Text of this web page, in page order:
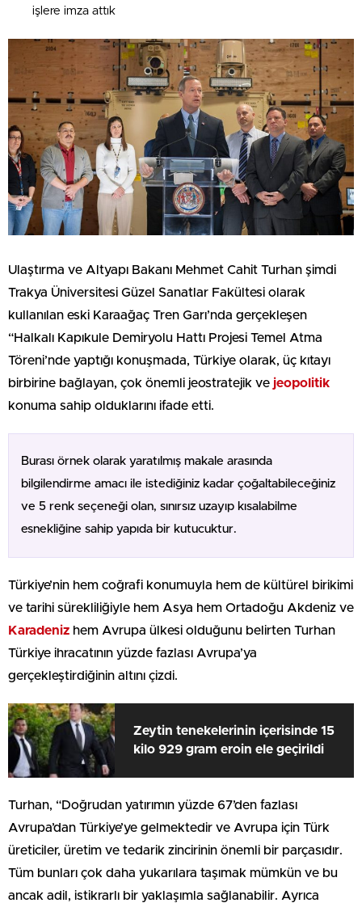
işlere imza attık
Ulaştırma ve Altyapı Bakanı Mehmet Cahit Turhan şimdi
Trakya Üniversitesi Güzel Sanatlar Fakültesi olarak
kullanılan eski Karaağaç Tren Garı’nda gerçekleşen
“Halkalı Kapıkule Demiryolu Hattı Projesi Temel Atma
Töreni’nde yaptığı konuşmada, Türkiye olarak, üç kıtayı
birbirine bağlayan, çok önemli jeostratejik ve jeopolitik
konuma sahip olduklarını ifade etti.
Burası örnek olarak yaratılmış makale arasında
bilgilendirme amacı ile istediğiniz kadar çoğaltabileceğiniz
ve 5 renk seçeneği olan, sınırsız uzayıp kısalabilme
esnekliğine sahip yapıda bir kutucuktur.
Türkiye’nin hem coğrafi konumuyla hem de kültürel birikimi
ve tarihi sürekliliğiyle hem Asya hem Ortadoğu Akdeniz ve
Karadeniz hem Avrupa ülkesi olduğunu belirten Turhan
Türkiye ihracatının yüzde fazlası Avrupa’ya
gerçekleştirdiğinin altını çizdi.
Zeytin tenekelerinin içerisinde 15
kilo 929 gram eroin ele geçirildi
Turhan, “Doğrudan yatırımın yüzde 67’den fazlası
Avrupa’dan Türkiye’ye gelmektedir ve Avrupa için Türk
üreticiler, üretim ve tedarik zincirinin önemli bir parçasıdır.
Tüm bunları çok daha yukarılara taşımak mümkün ve bu
ancak adil, istikrarlı bir yaklaşımla sağlanabilir. Ayrıca